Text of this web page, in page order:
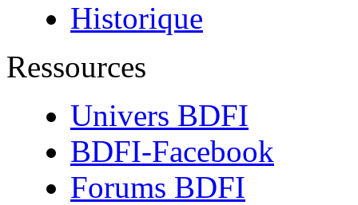
Historique
Ressources
Univers BDFI
BDFI-Facebook
Forums BDFI